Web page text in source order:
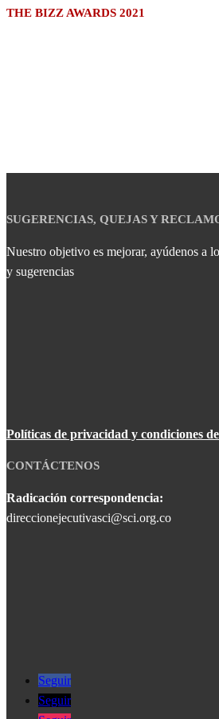
THE BIZZ AWARDS 2021
SUGERENCIAS, QUEJAS Y
Nuestro objetivo es mejorar, ayúdenos a
y sugerencias
Políticas de privacidad y condiciones
CONTÁCTENOS
Radicación correspondencia:
direccionejecutivasci@sci.org.co
Seguir
Seguir